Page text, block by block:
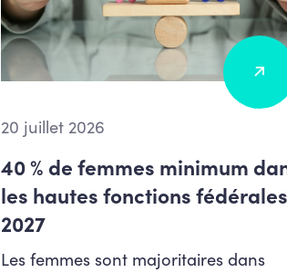
20 juillet 2026
40 % de femmes minimum
les hautes fonctions
2027
Les femmes sont majoritaires dans